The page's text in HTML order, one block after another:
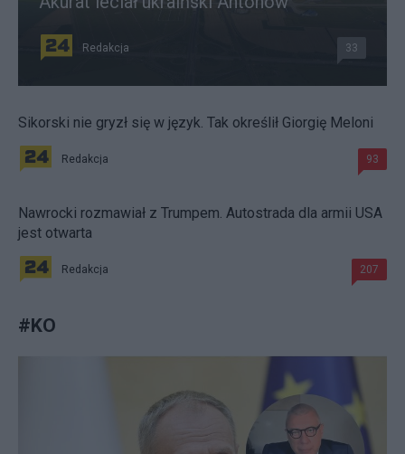
Redakcja 33
Sikorski nie gryzł się w język. Tak określił Giorgię Meloni
Redakcja 93
Nawrocki rozmawiał z Trumpem. Autostrada dla armii USA
jest otwarta
Redakcja 207
#KO